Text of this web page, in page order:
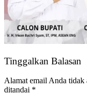
Tinggalkan Balasan
Alamat email Anda
ditandai *